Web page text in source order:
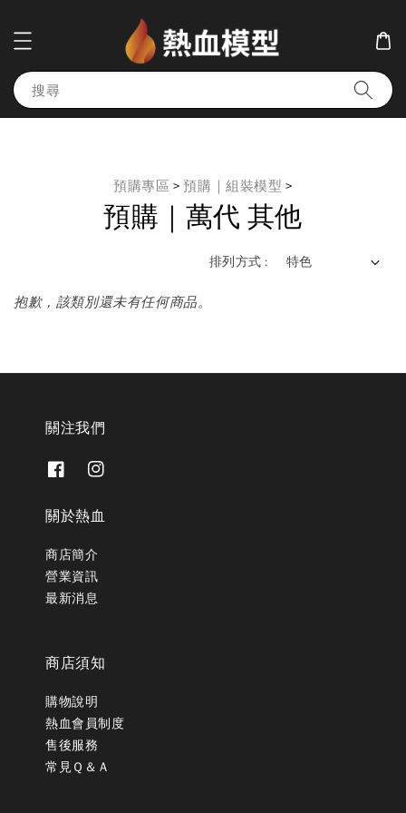
搜尋
預購專區 >預購｜組裝模型>
預購｜萬代 其他
排列方式 :
抱歉，該類別還未有任何商品。
關注我們
關於熱血
商店簡介
營業資訊
最新消息
商店須知
購物說明
熱血會員制度
售後服務
常見Ｑ＆Ａ